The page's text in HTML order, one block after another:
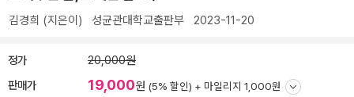
김경희 (지은이) 성균관대학교출판부 2023-11-20
정가 20,000원
판매가 19,000원 (5% 할인) + 마일리지 1,000원